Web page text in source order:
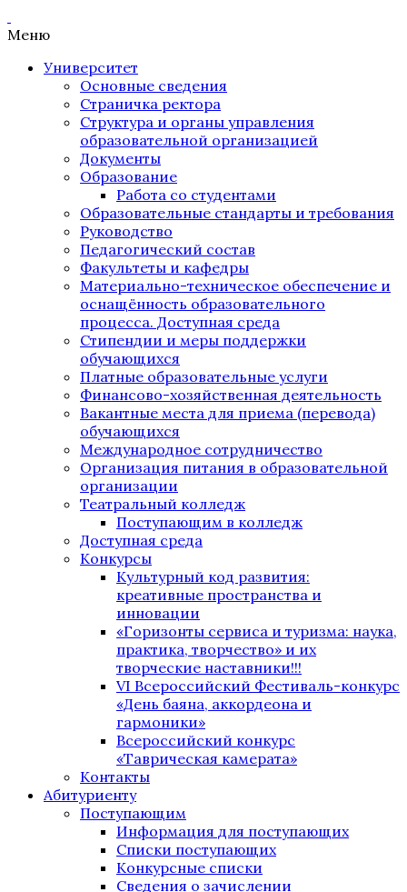
Меню
Университет
Основные сведения
Страничка ректора
Структура и органы управления
образовательной организацией
Документы
Образование
Работа со студентами
Образовательные стандарты и требования
Руководство
Педагогический состав
Факультеты и кафедры
Материально-техническое обеспечение и
оснащённость образовательного
процесса. Доступная среда
Стипендии и меры поддержки
обучающихся
Платные образовательные услуги
Финансово-хозяйственная деятельность
Вакантные места для приема (перевода)
обучающихся
Международное сотрудничество
Организация питания в образовательной
организации
Театральный колледж
Поступающим в колледж
Доступная среда
Конкурсы
Культурный код развития:
креативные пространства и
инновации
«Горизонты сервиса и туризма: наука,
практика, творчество» и их
творческие наставники!!!
VI Всероссийский Фестиваль-конкурс
«День баяна, аккордеона и
гармоники»
Всероссийский конкурс
«Таврическая камерата»
Контакты
Абитуриенту
Поступающим
Информация для поступающих
Списки поступающих
Конкурсные списки
Сведения о зачислении